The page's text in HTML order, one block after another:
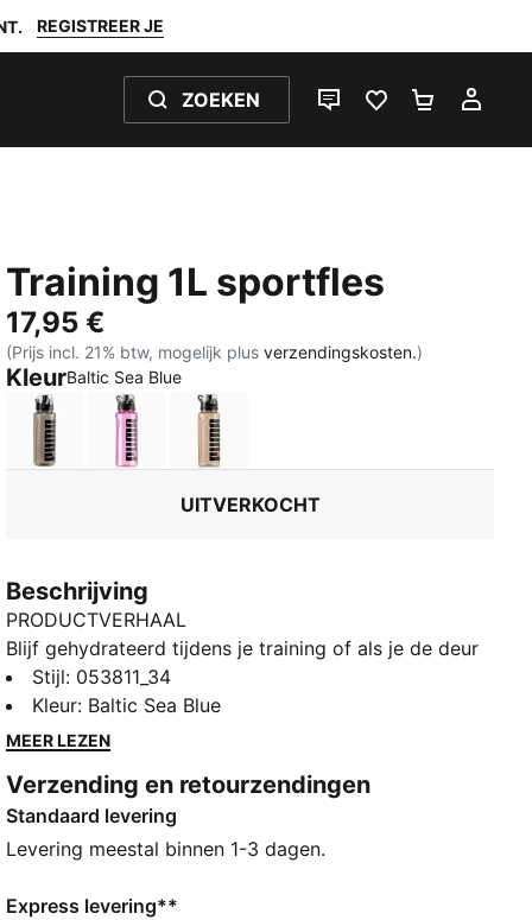
REGISTREER JE
ZOEKEN
LIVE CHATFAVORIETEN 0
Training 1L sportfles
17,95 €
(Prijs incl. 21% btw, mogelijk plusverzendingskosten.)
KleurBaltic Sea Blue:
Puma BlackMauve PopMisty Pink
UITVERKOCHT
Beschrijving
PRODUCTVERHAAL
Blijf gehydrateerd tijdens je training of als je de deur
uit gaat, met deze stijlvolle 1 literfles uit de
Sportstyle Training collectie. Deze moderne fles heeft
een ruime schroefdopopening met een
veiligheidshaak om de flessluiting stevig vast te
zetten. Een opvallend PUMA-merkteken aan de
voorkant maakt de look helemaal af: een stijlvolle fles
DETAILS
Stijl: 053811_34
Kleur: Baltic Sea Blue
MEER LEZEN
Verzending en retourzendingen
Standaard levering
Levering meestal binnen 1-3 dagen.
Express levering**